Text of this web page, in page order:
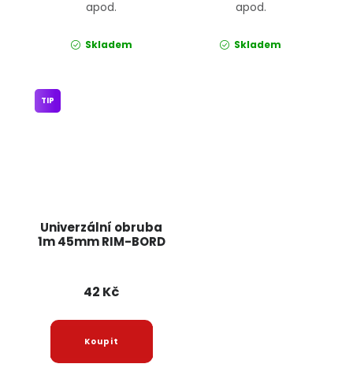
apod.
Skladem
apod.
Skladem
Univerzální obruba
1m 45mm RIM-BORD
TIP
42 Kč